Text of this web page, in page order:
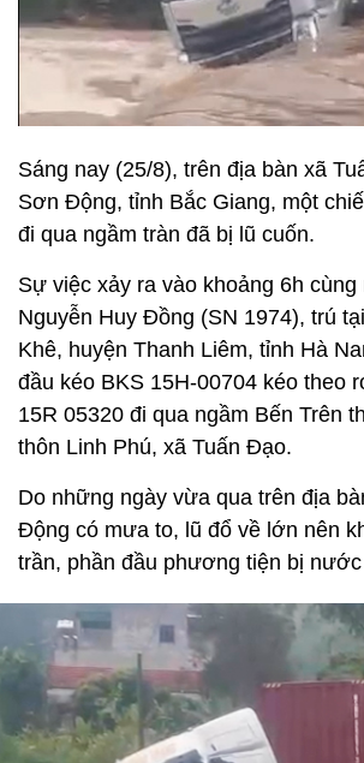
Sáng nay (25/8), trên địa bàn xã
Sơn Động, tỉnh Bắc Giang, một
đi qua ngầm tràn đã bị lũ cuốn.
Sự việc xảy ra vào khoảng 6h cùng
Nguyễn Huy Đồng (SN 1974), trú
Khê, huyện Thanh Liêm, tỉnh Hà
đầu kéo BKS 15H-00704 kéo theo
15R 05320 đi qua ngầm Bến Trên
thôn Linh Phú, xã Tuấn Đạo.
Do những ngày vừa qua trên địa
Động có mưa to, lũ đổ về lớn nên
trần, phần đầu phương tiện bị